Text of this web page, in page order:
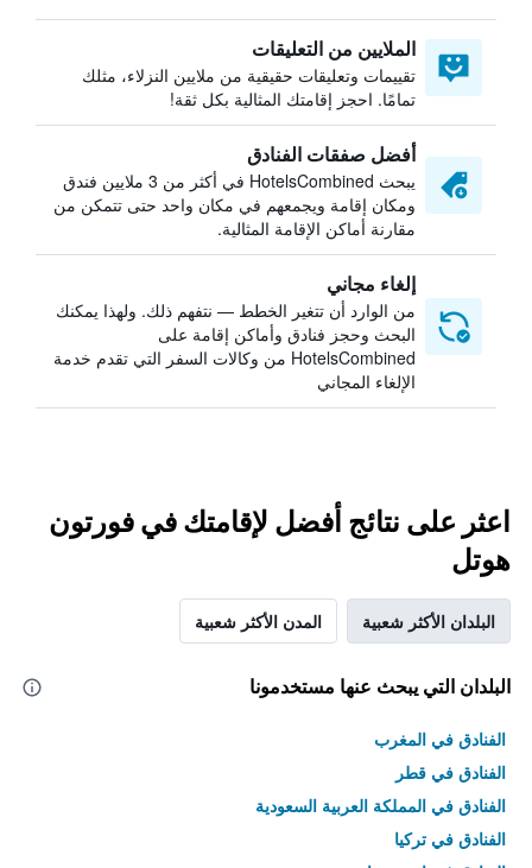
الملايين من التعليقات
تقييمات وتعليقات حقيقية من ملايين النزلاء، مثلك
تمامًا. احجز إقامتك المثالية بكل ثقة!
أفضل صفقات الفنادق
يبحث HotelsCombined في أكثر من 3 ملايين فندق
ومكان إقامة ويجمعهم في مكان واحد حتى تتمكن من
مقارنة أماكن الإقامة المثالية.
إلغاء مجاني
من الوارد أن تتغير الخطط — نتفهم ذلك. ولهذا يمكنك
البحث وحجز فنادق وأماكن إقامة على
HotelsCombined من وكالات السفر التي تقدم خدمة
الإلغاء المجاني
اعثر على نتائج أفضل لإقامتك في فورتون
هوتل
البلدان الأكثر شعبية المدن الأكثر شعبية
البلدان التي يبحث عنها مستخدمونا
الفنادق في المغرب
الفنادق في قطر
الفنادق في المملكة العربية السعودية
الفنادق في تركيا